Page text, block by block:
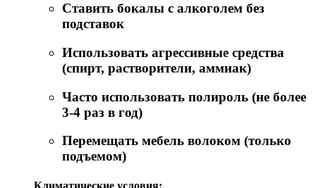
Ставить бокалы с алкоголем без
подставок
Использовать агрессивные средства
(спирт, растворители, аммиак)
Часто использовать полироль (не более
3-4 раз в год)
Перемещать мебель волоком (только
подъемом)
Климатические условия: